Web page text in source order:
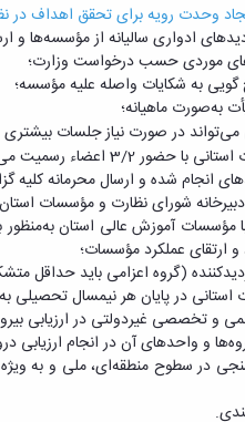
وحدت رویه برای تحقق اهداف در
در صورت نیاز جلسات بیشتری را
تصمیمات جلسه با آرای نصف به‌علاوه یک نظر هیأت محسوب می‌شود.
با مؤسسات آموزش عالی استان
ارتقای عملکرد مؤسسات؛
در سطوح منطقه‌ای، ملی و به